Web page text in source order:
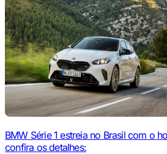
BMW Série 1 estreia no Brasil com o
confira os detalhes: